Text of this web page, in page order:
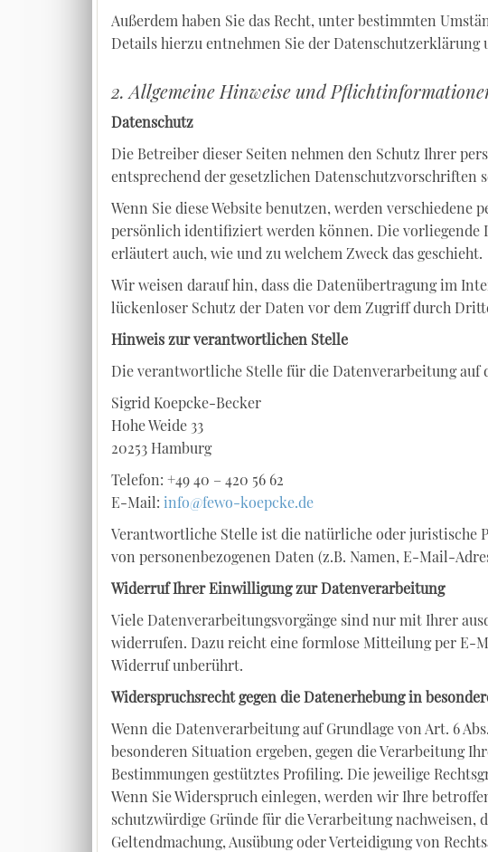
Außerdem haben Sie das Recht, unter bestimmten
Details hierzu entnehmen Sie der Datenschutzerklärung
2. Allgemeine Hinweise und
Datenschutz
Die Betreiber dieser Seiten nehmen den Schutz Ihrer
entsprechend der gesetzlichen Datenschutzvorschriften
Wenn Sie diese Website benutzen, werden verschiedene
persönlich identifiziert werden können. Die vorliegende
erläutert auch, wie und zu welchem Zweck das geschieht.
Wir weisen darauf hin, dass die Datenübertragung im
lückenloser Schutz der Daten vor dem Zugriff durch
Hinweis zur verantwortlichen Stelle
Die verantwortliche Stelle für die Datenverarbeitung auf
Sigrid Koepcke-Becker
Hohe Weide 33
20253 Hamburg
Telefon: +49 40 – 420 56 62
E-Mail: info@fewo-koepcke.de
Verantwortliche Stelle ist die natürliche oder juristische
von personenbezogenen Daten (z.B. Namen, E-Mail-
Widerruf Ihrer Einwilligung zur Datenverarbeitung
Viele Datenverarbeitungsvorgänge sind nur mit Ihrer
widerrufen. Dazu reicht eine formlose Mitteilung per E-
Widerruf unberührt.
Widerspruchsrecht gegen die Datenerhebung in
Wenn die Datenverarbeitung auf Grundlage von Art. 6
besonderen Situation ergeben, gegen die Verarbeitung
Bestimmungen gestütztes Profiling. Die jeweilige
Wenn Sie Widerspruch einlegen, werden wir Ihre
schutzwürdige Gründe für die Verarbeitung
Geltendmachung, Ausübung oder Verteidigung von